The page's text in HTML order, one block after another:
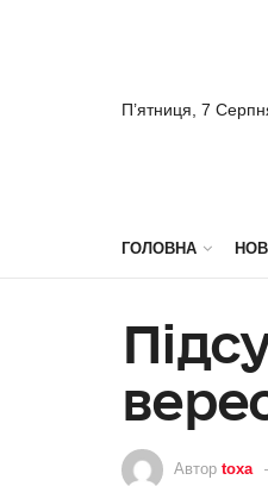
П’ятниця, 7
ГОЛОВНА
Автор toxa